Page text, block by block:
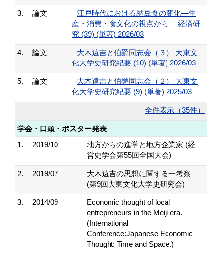
3. 論文
江戸時代における納豆食の変化―生
産・消費・食文化の視点から― 経済研
究 (39) (単著) 2026/03
4. 論文
大木遠吉と伯爵同志会（３） 大東文
化大学史研究紀要 (10) (単著) 2026/03
5. 論文
大木遠吉と伯爵同志会（２） 大東文
化大学史研究紀要 (9) (単著) 2025/03
全件表示（35件）
学会・口頭・ポスター発表
1.
2019/10
地方からの進学と地方企業家 (経
営史学会第55回全国大会)
2. 2019/07
大木遠吉の思想に関する一考察
(第9回大東文化大学史研究会)
3. 2014/09
Economic thought of local
entrepreneurs in the Meiji era.
(International
Conference:Japanese Economic
Thought: Time and Space.)